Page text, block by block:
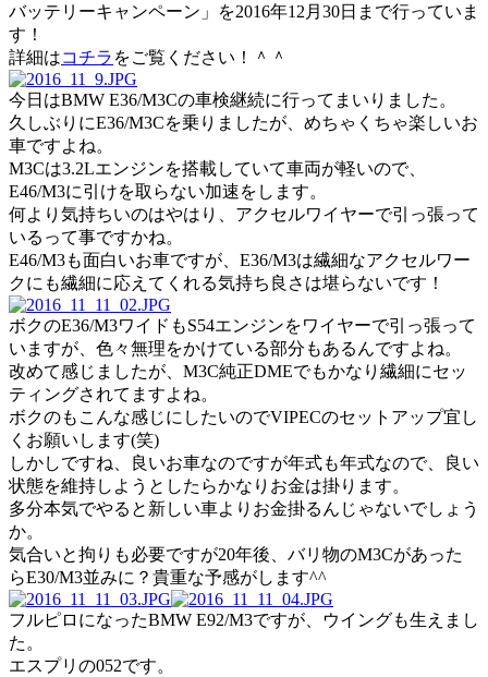
バッテリーキャンペーン」を2016年12月30日まで行っていま
す！
詳細はコチラ をご覧ください！＾＾
今日はBMW E36/M3Cの車検継続に行ってまいりました。
久しぶりにE36/M3Cを乗りましたが、めちゃくちゃ楽しいお
車ですよね。
M3Cは3.2Lエンジンを搭載していて車両が軽いので、
E46/M3に引けを取らない加速をします。
何より気持ちいのはやはり、アクセルワイヤーで引っ張って
いるって事ですかね。
E46/M3も面白いお車ですが、E36/M3は繊細なアクセルワー
クにも繊細に応えてくれる気持ち良さは堪らないです！
ボクのE36/M3ワイドもS54エンジンをワイヤーで引っ張って
いますが、色々無理をかけている部分もあるんですよね。
改めて感じましたが、M3C純正DMEでもかなり繊細にセッ
ティングされてますよね。
ボクのもこんな感じにしたいのでVIPECのセットアップ宜し
くお願いします(笑)
しかしですね、良いお車なのですが年式も年式なので、良い
状態を維持しようとしたらかなりお金は掛ります。
多分本気でやると新しい車よりお金掛るんじゃないでしょう
か。
気合いと拘りも必要ですが20年後、バリ物のM3Cがあった
らE30/M3並みに？貴重な予感がします^^
フルピロになったBMW E92/M3ですが、ウイングも生えまし
た。
エスプリの052です。